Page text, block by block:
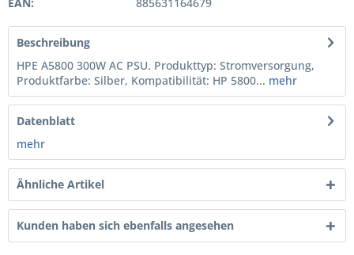
Beschreibung
HPE A5800 300W AC PSU. Produkttyp: Stromversorgung,
Produktfarbe: Silber, Kompatibilität: HP 5800... mehr
Datenblatt
mehr
Ähnliche Artikel
Kunden haben sich ebenfalls angesehen